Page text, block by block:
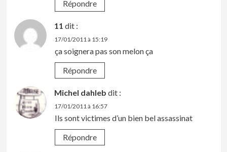
Répondre
11 dit :
17/01/2011 à 15:19
ça soignera pas son melon ça
Répondre
Michel dahleb dit :
17/01/2011 à 16:57
Ils sont victimes d’un bien bel assassinat
Répondre